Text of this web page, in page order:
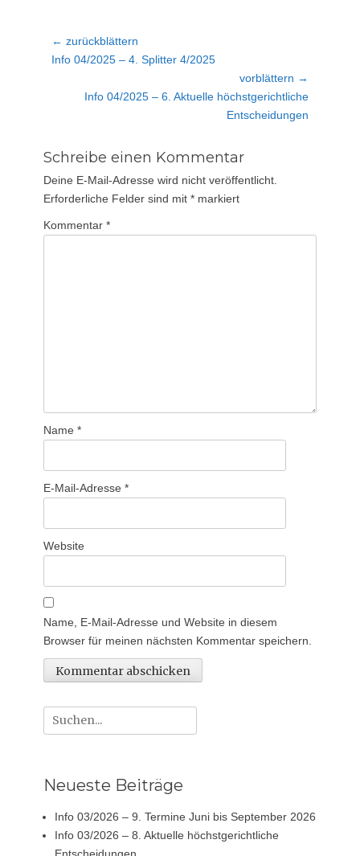
Beitragsnavigation
← zurückblättern
Vorheriger
Info 04/2025 – 4. Splitter 4/2025
vorblättern →
NächsterInfo 04/2025 – 6. Aktuelle höchstgerichtliche
Entscheidungen
Schreibe einen Kommentar
Deine E-Mail-Adresse wird nicht veröffentlicht.
Erforderliche Felder sind mit * markiert
Kommentar *
Name *
E-Mail-Adresse *
Website
Name, E-Mail-Adresse und Website in diesem
Browser für meinen nächsten Kommentar speichern.
Suche
nach:
Neueste Beiträge
Info 03/2026 – 9. Termine Juni bis September 2026
Info 03/2026 – 8. Aktuelle höchstgerichtliche